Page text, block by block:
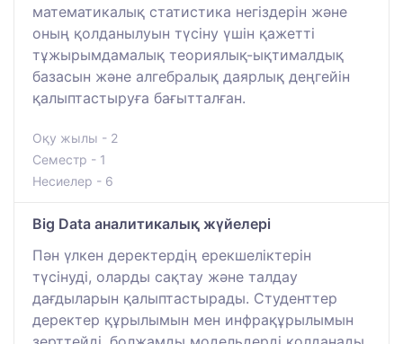
математикалық статистика негіздерін және
оның қолданылуын түсіну үшін қажетті
тұжырымдамалық теориялық-ықтималдық
базасын және алгебралық даярлық деңгейін
қалыптастыруға бағытталған.
Оқу жылы - 2
Семестр - 1
Несиелер - 6
Big Data аналитикалық жүйелері
Пән үлкен деректердің ерекшеліктерін
түсінуді, оларды сақтау және талдау
дағдыларын қалыптастырады. Студенттер
деректер құрылымын мен инфрақұрылымын